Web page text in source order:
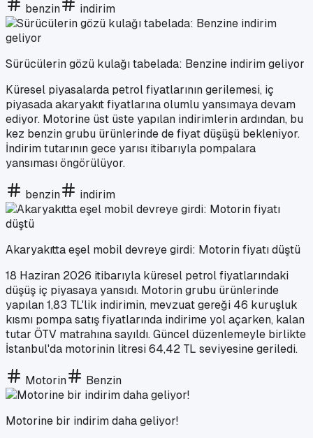
benzin indirim
Sürücülerin gözü kulağı tabelada: Benzine indirim geliyor
Küresel piyasalarda petrol fiyatlarının gerilemesi, iç
piyasada akaryakıt fiyatlarına olumlu yansımaya devam
ediyor. Motorine üst üste yapılan indirimlerin ardından, bu
kez benzin grubu ürünlerinde de fiyat düşüşü bekleniyor.
İndirim tutarının gece yarısı itibarıyla pompalara
yansıması öngörülüyor.
benzin indirim
Akaryakıtta eşel mobil devreye girdi: Motorin fiyatı düştü
18 Haziran 2026 itibarıyla küresel petrol fiyatlarındaki
düşüş iç piyasaya yansıdı. Motorin grubu ürünlerinde
yapılan 1,83 TL'lik indirimin, mevzuat gereği 46 kuruşluk
kısmı pompa satış fiyatlarında indirime yol açarken, kalan
tutar ÖTV matrahına sayıldı. Güncel düzenlemeyle birlikte
İstanbul'da motorinin litresi 64,42 TL seviyesine geriledi.
Motorin Benzin
Motorine bir indirim daha geliyor!